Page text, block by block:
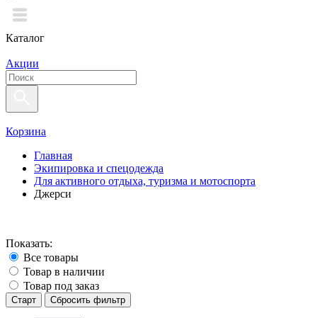
Каталог
Акции
Корзина
Главная
Экипировка и спецодежда
Для активного отдыха, туризма и мотоспорта
Джерси
Показать:
Все товары
Товар в наличии
Товар под заказ
Старт Сбросить фильтр